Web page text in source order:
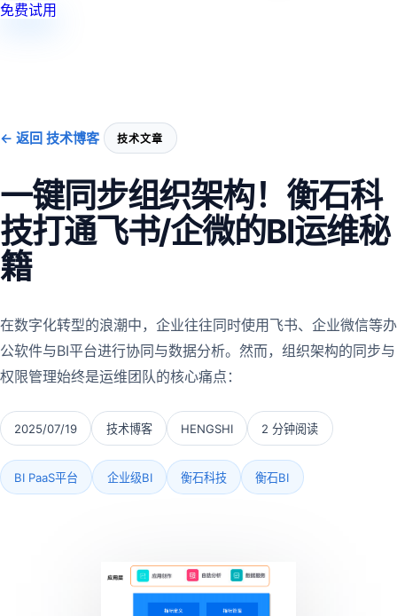
免费试用
← 返回 技术博客 技术文章
一键同步组织架构！衡石科
技打通飞书/企微的BI运维秘
籍
在数字化转型的浪潮中，企业往往同时使用飞书、企业微信等办
公软件与BI平台进行协同与数据分析。然而，组织架构的同步与
权限管理始终是运维团队的核心痛点：
2025/07/19 技术博客 HENGSHI 2 分钟阅读
BI PaaS平台 企业级BI 衡石科技 衡石BI